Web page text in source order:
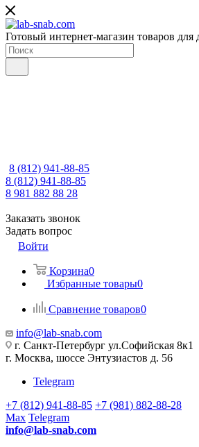
Готовый интернет-магазин товаров для
8 (812) 941-88-85
8 (812) 941-88-85
8 981 882 88 28
Заказать звонок
Задать вопрос
Войти
Корзина0
Избранные товары0
Сравнение товаров0
info@lab-snab.com
г. Санкт-Петербург ул.Софийская 8к1
г. Москва, шоссе Энтузиастов д. 56
Telegram
+7 (812) 941-88-85 +7 (981) 882-88-28
Max Telegram
info@lab-snab.com